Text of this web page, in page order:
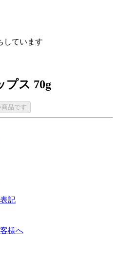
しています
プス 70g
品です
記
様へ